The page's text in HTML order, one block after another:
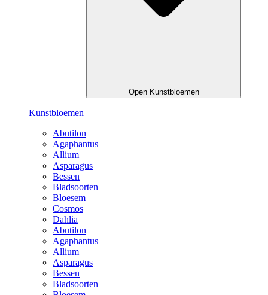
Open Kunstbloemen
Kunstbloemen
Abutilon
Agaphantus
Allium
Asparagus
Bessen
Bladsoorten
Bloesem
Cosmos
Dahlia
Abutilon
Agaphantus
Allium
Asparagus
Bessen
Bladsoorten